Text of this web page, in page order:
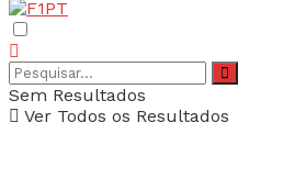
Sem Resultados
Ver Todos os Resultados